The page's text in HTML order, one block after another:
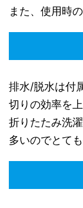
また、使用時
排水/脱水は付
切りの効率を
折りたたみ洗
多いのでとても